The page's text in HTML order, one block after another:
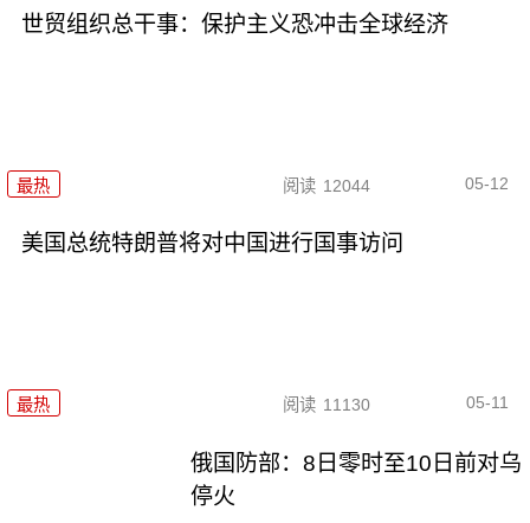
世贸组织总干事：保护主义恐冲击全球经济
最热 阅读 12044 05-12
美国总统特朗普将对中国进行国事访问
最热 阅读 11130 05-11
俄国防部：8日零时至10日前对乌
停火